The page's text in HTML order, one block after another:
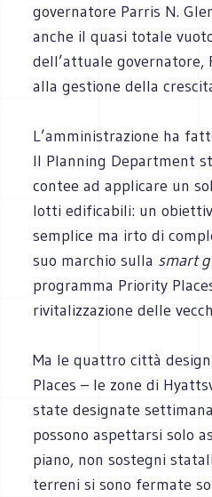
governatore Parris N.
anche il quasi totale
dell’attuale governatore,
alla gestione della
L’amministrazione ha
Il Planning Department
contee ad applicare un
lotti edificabili: un
semplice ma irto di
suo marchio sulla smart
programma Priority
rivitalizzazione delle
Ma le quattro città
Places – le zone di
state designate
possono aspettarsi solo
piano, non sostegni
terreni si sono fermate